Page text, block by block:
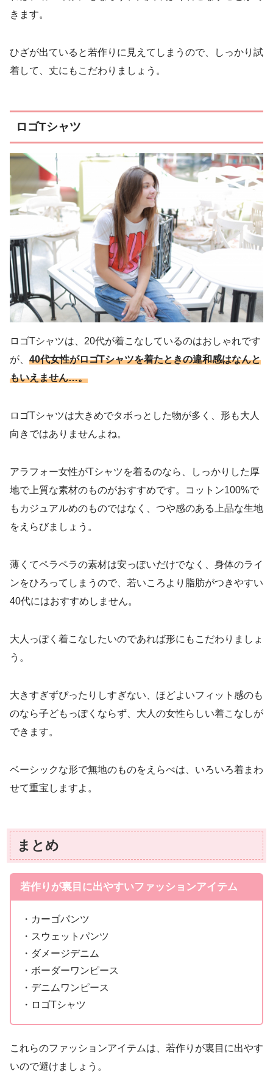
きます。
ひざが出ていると若作りに見えてしまうので、しっかり試
着して、丈にもこだわりましょう。
ロゴTシャツ
ロゴTシャツは、20代が着こなしているのはおしゃれです
が、 40代女性がロゴTシャツを着たときの違和感はなんと
もいえません…。
ロゴTシャツは大きめでタボっとした物が多く、形も大人
向きではありませんよね。
アラフォー女性がTシャツを着るのなら、しっかりした厚
地で上質な素材のものがおすすめです。コットン100%で
もカジュアルめのものではなく、つや感のある上品な生地
をえらびましょう。
薄くてペラペラの素材は安っぽいだけでなく、身体のライ
ンをひろってしまうので、若いころより脂肪がつきやすい
40代にはおすすめしません。
大人っぽく着こなしたいのであれば形にもこだわりましょ
う。
大きすぎずぴったりしすぎない、ほどよいフィット感のも
のなら子どもっぽくならず、大人の女性らしい着こなしが
できます。
ベーシックな形で無地のものをえらべは、いろいろ着まわ
せて重宝しますよ。
まとめ
若作りが裏目に出やすいファッションアイテム
・カーゴパンツ
・スウェットパンツ
・ダメージデニム
・ボーダーワンピース
・デニムワンピース
・ロゴTシャツ
これらのファッションアイテムは、若作りが裏目に出やす
いので避けましょう。